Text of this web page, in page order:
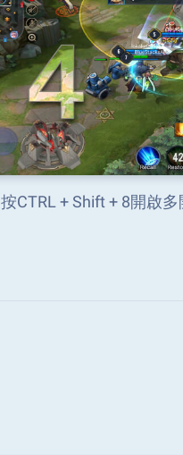
CTRL + Shift + 8開啟